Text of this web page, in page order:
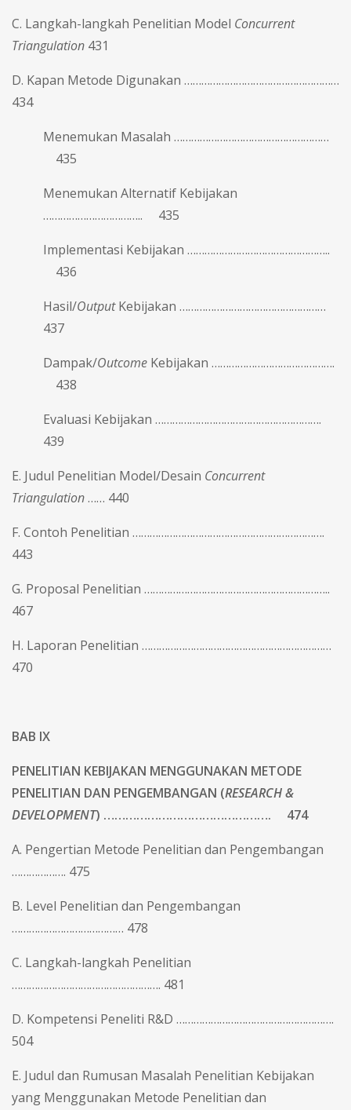
C. Langkah-langkah Penelitian Model Concurrent
Triangulation 431
D. Kapan Metode Digunakan ………………………………………………
434
Menemukan Masalah ………………………………………………
435
Menemukan Alternatif Kebijakan
…………………………….. 435
Implementasi Kebijakan …………………………………………..
436
Hasil/OutputKebijakan ……………………………………………
437
Dampak/Outcome Kebijakan …………………………………….
438
Evaluasi Kebijakan ………………………………………………….
439
E. Judul Penelitian Model/Desain Concurrent
Triangulation…… 440
F. Contoh Penelitian ………………………………………………………….
443
G. Proposal Penelitian ………………………………………………………..
467
H. Laporan Penelitian …………………………………………………………
470
BAB IX
PENELITIAN KEBIJAKAN MENGGUNAKAN METODE
PENELITIAN DAN PENGEMBANGAN (RESEARCH &
DEVELOPMENT) ………………………………………. 474
A. Pengertian Metode Penelitian dan Pengembangan
………………. 475
B. Level Penelitian dan Pengembangan
………………………………… 478
C. Langkah-langkah Penelitian
……………………………………………. 481
D. Kompetensi Peneliti R&D ……………………………………………….
504
E. Judul dan Rumusan Masalah Penelitian Kebijakan
yang Menggunakan Metode Penelitian dan